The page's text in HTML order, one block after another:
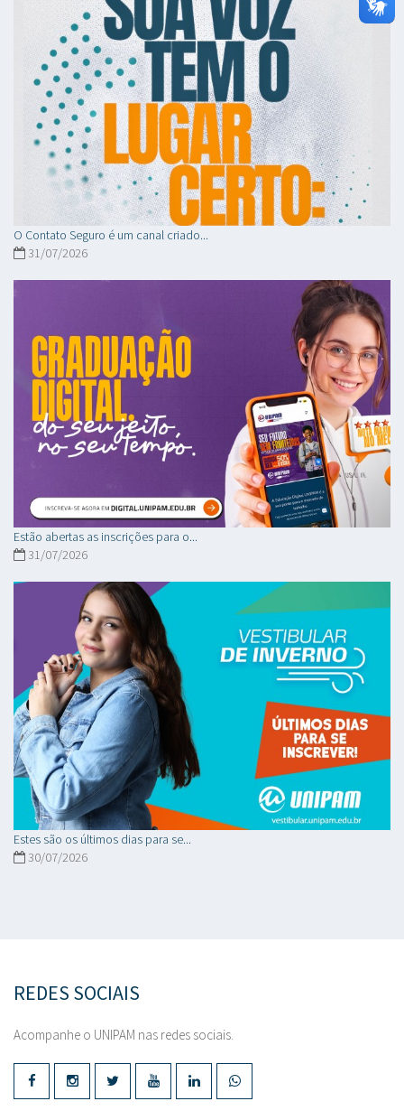
O Contato Seguro é um canal criado...
31/07/2026
Estão abertas as inscrições para o...
31/07/2026
Estes são os últimos dias para se...
30/07/2026
REDES SOCIAIS
Acompanhe o UNIPAM nas redes sociais.